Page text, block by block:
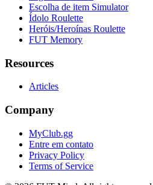
Escolha de item Simulator
Ídolo Roulette
Heróis/Heroínas Roulette
FUT Memory
Resources
Articles
Company
MyClub.gg
Entre em contato
Privacy Policy
Terms of Service